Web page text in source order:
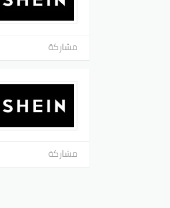
مشاركة
مشاركة